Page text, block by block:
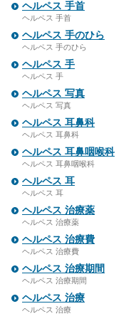
ヘルペス 手首
ヘルペス 手首
ヘルペス 手のひら
ヘルペス 手のひら
ヘルペス 手
ヘルペス 手
ヘルペス 写真
ヘルペス 写真
ヘルペス 耳鼻科
ヘルペス 耳鼻科
ヘルペス 耳鼻咽喉科
ヘルペス 耳鼻咽喉科
ヘルペス 耳
ヘルペス 耳
ヘルペス 治療薬
ヘルペス 治療薬
ヘルペス 治療費
ヘルペス 治療費
ヘルペス 治療期間
ヘルペス 治療期間
ヘルペス 治療
ヘルペス 治療